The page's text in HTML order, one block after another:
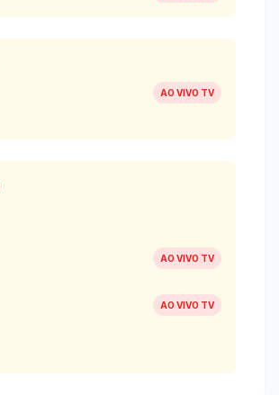
AO VIVO TV
AO VIVO TV
AO VIVO TV